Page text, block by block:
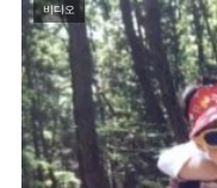
비디오